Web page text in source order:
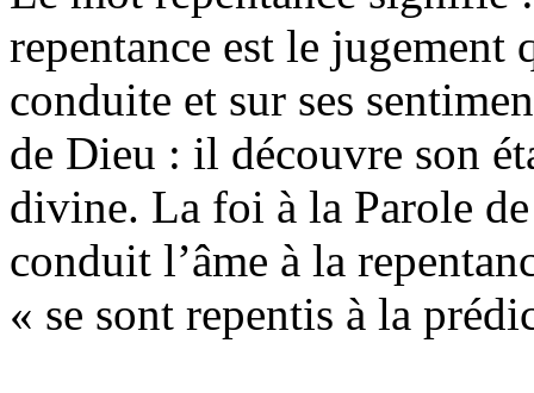
repentance est le jugement
conduite et sur ses
de Dieu : il découvre son
divine. La foi à la Parole
conduit l’âme à la
« se sont repentis à la